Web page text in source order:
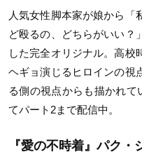
人気女性脚本家が娘から「
ど殴るの、どちらがいい？
した完全オリジナル。高校
ヘギョ演じるヒロインの視
る側の視点からも描かれて
てパート2まで配信中。
『愛の不時着』パク・